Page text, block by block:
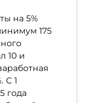
на 5%
175
10 и
С 1
года